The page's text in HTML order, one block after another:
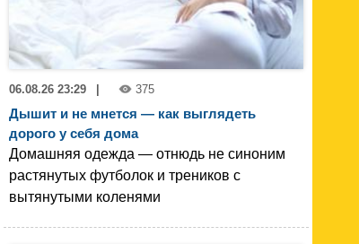
06.08.26 23:29 375
Дышит и не мнется — как выглядеть
дорого у себя дома
Домашняя одежда — отнюдь не синоним
растянутых футболок и треников с
вытянутыми коленями